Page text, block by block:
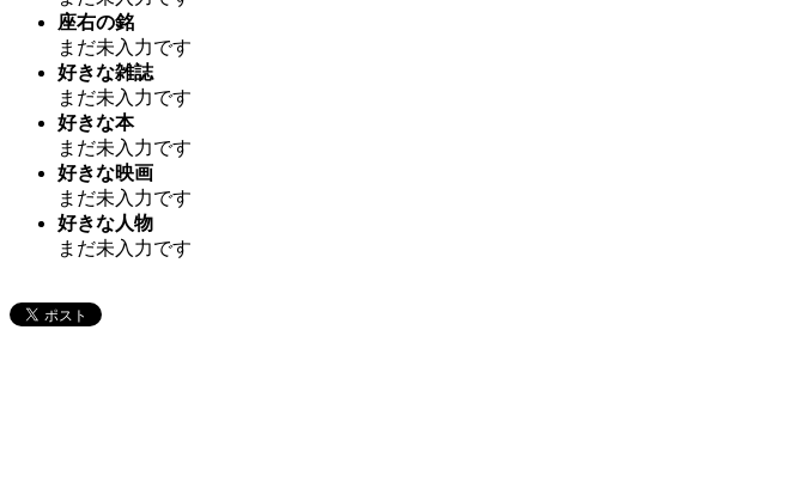
座右の銘
まだ未入力です
好きな雑誌
まだ未入力です
好きな本
まだ未入力です
好きな映画
まだ未入力です
好きな人物
まだ未入力です